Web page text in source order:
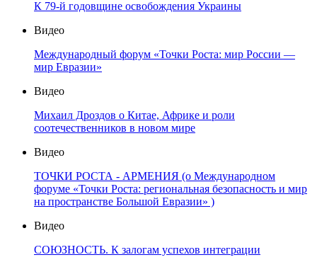
К 79-й годовщине освобождения Украины
Видео
Международный форум «Точки Роста: мир России —
мир Евразии»
Видео
Михаил Дроздов о Китае, Африке и роли
соотечественников в новом мире
Видео
ТОЧКИ РОСТА - АРМЕНИЯ (о Международном
форуме «Точки Роста: региональная безопасность и мир
на пространстве Большой Евразии» )
Видео
СОЮЗНОСТЬ. К залогам успехов интеграции